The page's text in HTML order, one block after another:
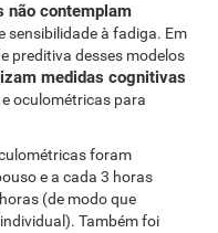
não contemplam
sensibilidade à fadiga. Em
preditiva desses modelos
medidas cognitivas
e oculométricas para
foram
e a cada 3 horas
(de modo que
Também foi